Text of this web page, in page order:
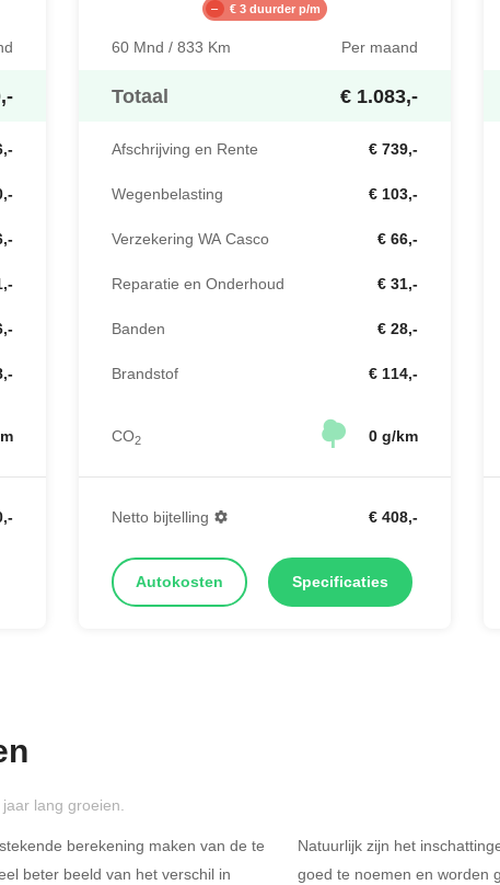
€ 3 duurder p/m
60 Mnd / 833 Km Per maand
Totaal € 1.083,-
Afschrijving en Rente € 739,-
Wegenbelasting € 103,-
Verzekering WA Casco € 66,-
Reparatie en Onderhoud € 31,-
Banden € 28,-
Brandstof € 114,-
CO2 0 g/km
Netto bijtelling € 408,-
Autokosten Specificaties
lang groeien.
berekening maken van de te
beter beeld van het verschil in
Natuurlijk zijn het
goed te noemen en worden